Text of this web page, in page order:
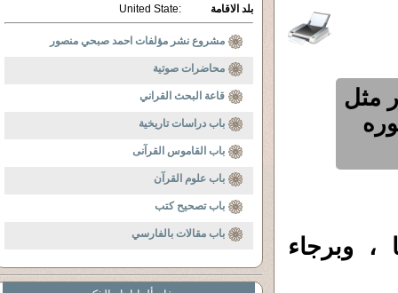
مثل
، وبرجاء
بلد الاقامة
:
United State
مشروع نشر مؤلفات احمد صبحي منصور
محاضرات صوتية
قاعة البحث القراني
باب دراسات تاريخية
باب القاموس القرآنى
باب علوم القرآن
باب تصحيح كتب
باب مقالات بالفارسي